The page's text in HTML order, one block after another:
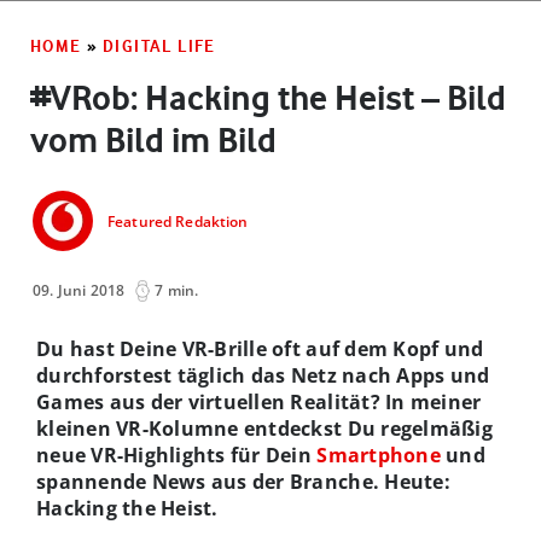
HOME » DIGITAL LIFE
#VRob: Hacking the Heist – Bild
vom Bild im Bild
Featured Redaktion
09. Juni 2018 7 min.
Du hast Deine VR-Brille oft auf dem Kopf und
durchforstest täglich das Netz nach Apps und
Games aus der virtuellen Realität? In meiner
kleinen VR-Kolumne entdeckst Du regelmäßig
neue VR-Highlights für DeinSmartphoneund
spannende News aus der Branche. Heute:
Hacking the Heist.